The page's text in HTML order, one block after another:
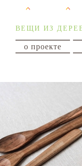
ВЕЩИ ИЗ
о проекте